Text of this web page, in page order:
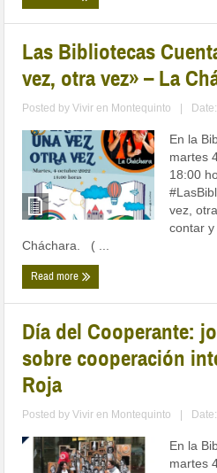
Las Bibliotecas
vez, otra vez» – La
Posted byVivir en Montequinto
En la
martes
18:00
vez,
contar
Cháchara. ( ...
Read more
Día del Cooperante:
sobre cooperación
Roja
Posted byVivir en Montequinto
En la
martes